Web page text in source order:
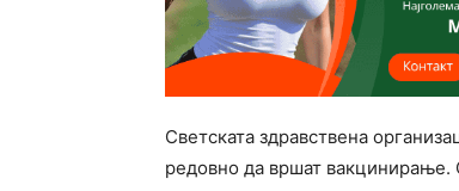
Светската здравствена
редовно да вршат вакцинирање.